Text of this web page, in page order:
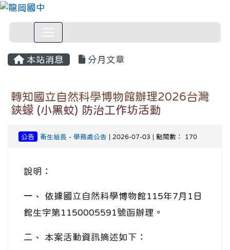
本站消息 分月文章
轉知國立自然科學博物館辦理2026台灣
鋏蠓 (小黑蚊) 防治工作坊活動
公告 衛生組長 - 學務處公告 | 2026-07-03 | 點閱數： 170
說明：
一、 依據國立自然科學博物館115年7月1日
館生字第1150005591號函辦理。
二、 本案活動資訊摘述如下：